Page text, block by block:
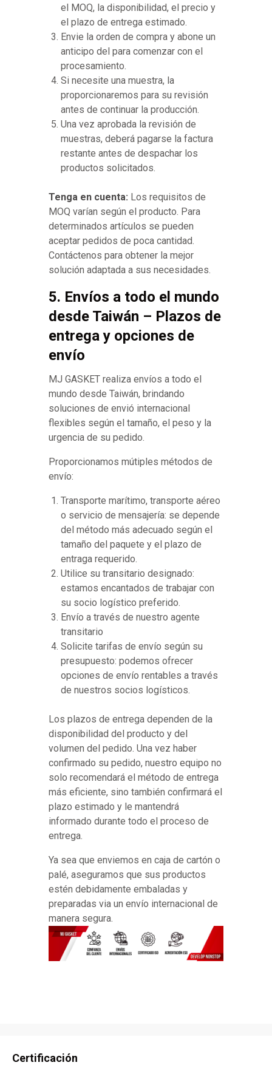
el MOQ, la disponibilidad, el precio y
el plazo de entrega estimado.
Envie la orden de compra y abone un
anticipo del para comenzar con el
procesamiento.
Si necesite una muestra, la
proporcionaremos para su revisión
antes de continuar la producción.
Una vez aprobada la revisión de
muestras, deberá pagarse la factura
restante antes de despachar los
productos solicitados.
Tenga en cuenta: Los requisitos de
MOQ varían según el producto. Para
determinados artículos se pueden
aceptar pedidos de poca cantidad.
Contáctenos para obtener la mejor
solución adaptada a sus necesidades.
5. Envíos a todo el mundo
desde Taiwán – Plazos de
entrega y opciones de
envío
MJ GASKET realiza envíos a todo el
mundo desde Taiwán, brindando
soluciones de envió internacional
flexibles según el tamaño, el peso y la
urgencia de su pedido.
Proporcionamos mútiples métodos de
envío:
Transporte marítimo, transporte aéreo
o servicio de mensajería: se depende
del método más adecuado según el
tamaño del paquete y el plazo de
entraga requerido.
Utilice su transitario designado:
estamos encantados de trabajar con
su socio logístico preferido.
Envío a través de nuestro agente
transitario
Solicite tarifas de envío según su
presupuesto: podemos ofrecer
opciones de envío rentables a través
de nuestros socios logísticos.
Los plazos de entrega dependen de la
disponibilidad del producto y del
volumen del pedido. Una vez haber
confirmado su pedido, nuestro equipo no
solo recomendará el método de entrega
más eficiente, sino también confirmará el
plazo estimado y le mantendrá
informado durante todo el proceso de
entrega.
Ya sea que enviemos en caja de cartón o
palé, aseguramos que sus productos
estén debidamente embaladas y
preparadas via un envío internacional de
manera segura.
Certificación